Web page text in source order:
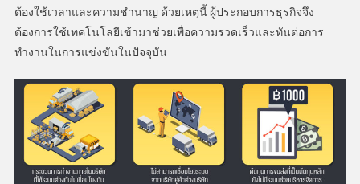
ต้องใช้เวลาและความชำนาญ ด้วยเหตุนี้ ผู้ประกอบการธุรกิจจึง
ต้องการใช้เทคโนโลยีเข้ามาช่วยเพื่อความรวดเร็วและทันต่อการ
ทำงานในการแข่งขันในปัจจุบัน